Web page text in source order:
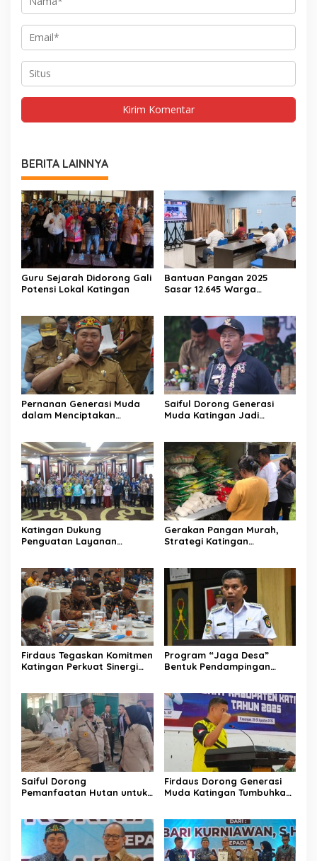
BERITA LAINNYA
Guru Sejarah Didorong Gali
Potensi Lokal Katingan
Bantuan Pangan 2025
Sasar 12.645 Warga
Pernanan Generasi Muda
dalam Menciptakan
Saiful Dorong Generasi
Muda Katingan Jadi
Katingan Dukung
Penguatan Layanan
Gerakan Pangan Murah,
Strategi Katingan
Firdaus Tegaskan Komitmen
Katingan Perkuat Sinergi
Program “Jaga Desa”
Bentuk Pendampingan
Saiful Dorong
Pemanfaatan Hutan untuk
Firdaus Dorong Generasi
Muda Katingan Tumbuhkan